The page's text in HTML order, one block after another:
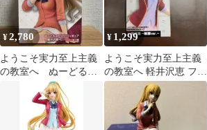
¥2,780
ようこそ実力至上主義
の教室へ ぬーどるス
トッパーフィギュア
軽井沢恵
¥ 1,299
ようこそ実力至上主義
の教室へ 軽井沢恵 フィ
ギュア 制服ver.